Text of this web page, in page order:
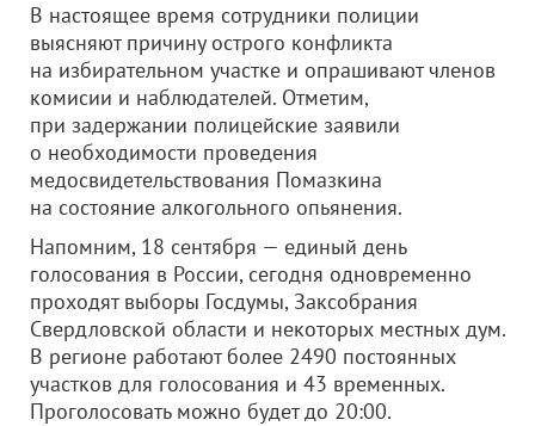
В настоящее время сотрудники полиции
выясняют причину острого конфликта
на избирательном участке и опрашивают членов
комисии и наблюдателей. Отметим,
при задержании полицейские заявили
о необходимости проведения
медосвидетельствования Помазкина
на состояние алкогольного опьянения.
Напомним, 18 сентября — единый день
голосования в России, сегодня одновременно
проходят выборы Госдумы, Заксобрания
Свердловской области и некоторых местных дум.
В регионе работают более 2490 постоянных
участков для голосования и 43 временных.
Проголосовать можно будет до 20:00.